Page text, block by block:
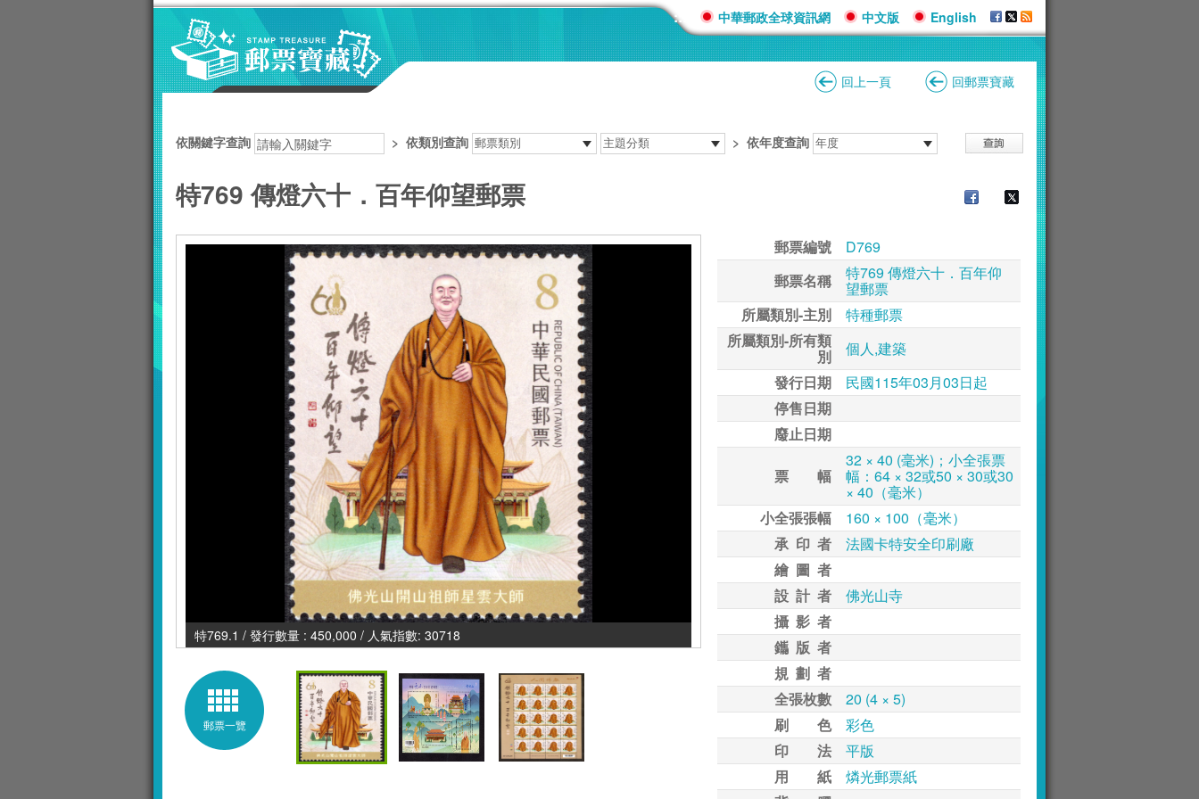
::: 中華郵政全球資訊網 中文版 English
回上一頁 回郵票寶藏
依關鍵字查詢 > 依類別查詢 > 依年度查詢
特769 傳燈六十．百年仰望郵票
特769.1 / 發行數量 : 450,000 / 人氣指數: 30718
郵票一覽
郵票編號
D769
郵票名稱
特769 傳燈六十．百年仰
望郵票
所屬類別-主別
特種郵票
所屬類別-所有類
別
個人,建築
發行日期
民國115年03月03日起
停售日期
廢止日期
票 幅
32 × 40 (毫米)；小全張票
幅：64 × 32或50 × 30或30
× 40（毫米）
小全張張幅
160 × 100（毫米）
承 印 者
法國卡特安全印刷廠
繪 圖 者
設 計 者
佛光山寺
攝 影 者
鑴 版 者
規 劃 者
全張枚數
20 (4 × 5)
刷 色
彩色
印 法
平版
用 紙
燐光郵票紙